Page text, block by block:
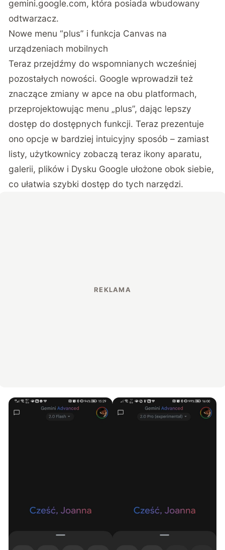
gemini.google.com, która posiada wbudowany
odtwarzacz.
Nowe menu “plus” i funkcja Canvas na
urządzeniach mobilnych
Teraz przejdźmy do wspomnianych wcześniej
pozostałych nowości. Google wprowadził też
znaczące zmiany w apce na obu platformach,
przeprojektowując menu „plus”, dając lepszy
dostęp do dostępnych funkcji. Teraz prezentuje
ono opcje w bardziej intuicyjny sposób – zamiast
listy, użytkownicy zobaczą teraz ikony aparatu,
galerii, plików i Dysku Google ułożone obok siebie,
co ułatwia szybki dostęp do tych narzędzi.